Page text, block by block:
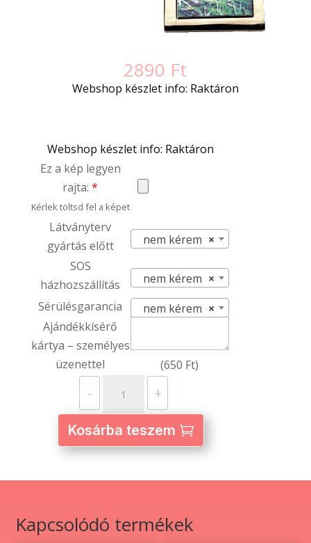
2890 Ft
Webshop készlet info: Raktáron
Webshop készlet info: Raktáron
Ez a kép legyen
rajta:*
Kérlek töltsd fel a képet
Látványterv
gyártás előtt
×
nem kérem
SOS
házhozszállítás
×
nem kérem
Sérülésgarancia
×
nem kérem
Ajándékkísérő
kártya – személyes
üzenettel
(650 Ft)
-
oldalas
szögletes
matt
fém
kulcstartó
egyedi
fényképpel
+
Kosárba teszem
Kapcsolódó termékek